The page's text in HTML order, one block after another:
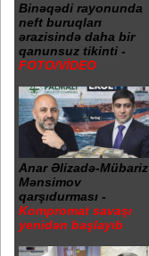
Binəqədi rayonunda
neft buruqları
ərazisində daha bir
qanunsuz tikinti -
FOTO/VİDEO
Anar Əlizadə-Mübariz
Mənsimov
qarşıdurması -
Kompromat savaşı
yenidən başlayıb